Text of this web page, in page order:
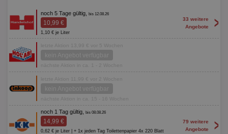
noch 5 Tage gültig, bis 12.08.26
10,99 €
1,10 € je Liter
33 weitere
Angebote
>
letzte Aktion 13,99 € vor 5 Wochen
kein Angebot verfügbar
nächste Aktion in ca. 1 - 2 Wochen
letzte Aktion 11,99 € vor 2 Wochen
kein Angebot verfügbar
nächste Aktion in ca. 15 - 16 Wochen
noch 1 Tag gültig, bis 08.08.26
14,99 €
0,62 € je Liter | + 1x jeden Tag Toilettenpapier 4x 220 Blatt
79 weitere
Angebote
>